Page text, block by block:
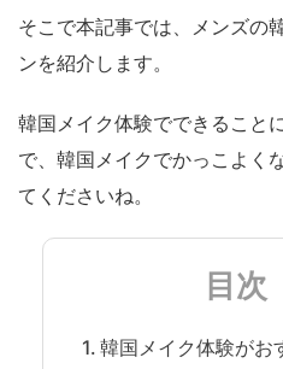
そこで本記事では、メンズの
ンを紹介します。
韓国メイク体験でできること
で、韓国メイクでかっこよく
てくださいね。
目次
韓国メイク体験がお